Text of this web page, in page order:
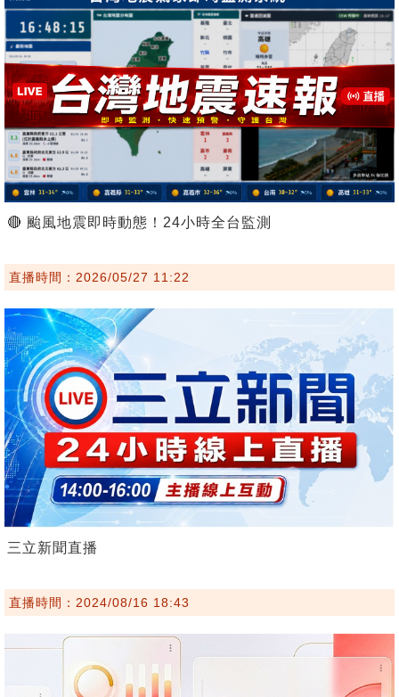
🔴 颱風地震即時動態！24小時全台監測
直播時間：2026/05/27 11:22
三立新聞直播
直播時間：2024/08/16 18:43